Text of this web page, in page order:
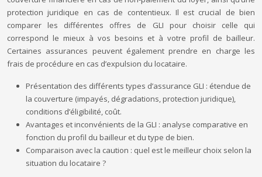
protection juridique en cas de contentieux. Il est crucial de bien
comparer les différentes offres de GLI pour choisir celle qui
correspond le mieux à vos besoins et à votre profil de bailleur.
Certaines assurances peuvent également prendre en charge les
frais de procédure en cas d’expulsion du locataire.
Présentation des différents types d’assurance GLI : étendue de
la couverture (impayés, dégradations, protection juridique),
conditions d’éligibilité, coût.
Avantages et inconvénients de la GLI : analyse comparative en
fonction du profil du bailleur et du type de bien.
Comparaison avec la caution : quel est le meilleur choix selon la
situation du locataire ?